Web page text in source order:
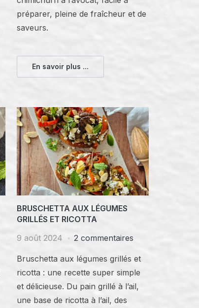
préparer, pleine de fraîcheur et de
saveurs.
En savoir plus ...
BRUSCHETTA AUX LÉGUMES
GRILLÉS ET RICOTTA
9 août 2024
2 commentaires
Bruschetta aux légumes grillés et
ricotta : une recette super simple
et délicieuse. Du pain grillé à l’ail,
une base de ricotta à l’ail, des